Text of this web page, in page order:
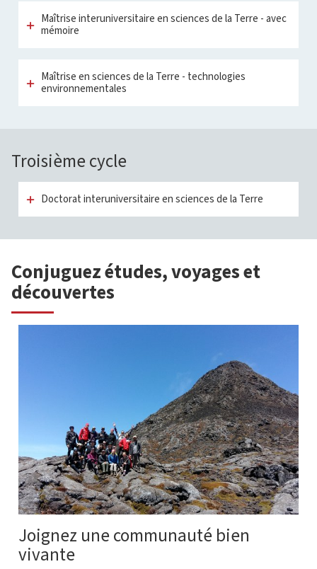
Maîtrise interuniversitaire en sciences de la Terre - avec
mémoire
Maîtrise en sciences de la Terre - technologies
environnementales
Troisième cycle
Doctorat interuniversitaire en sciences de la Terre
Conjuguez études, voyages et
découvertes
Joignez une communauté bien
vivante